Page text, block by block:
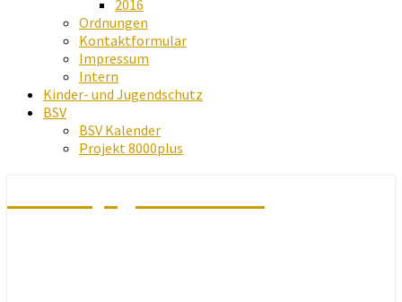
2016
Ordnungen
Kontaktformular
Impressum
Intern
Kinder- und Jugendschutz
BSV
BSV Kalender
Projekt 8000plus